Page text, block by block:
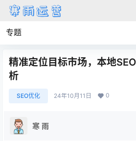
专题
精准定位目标市场，本地
析
SEO优化 24年10月11日 0
寒 雨